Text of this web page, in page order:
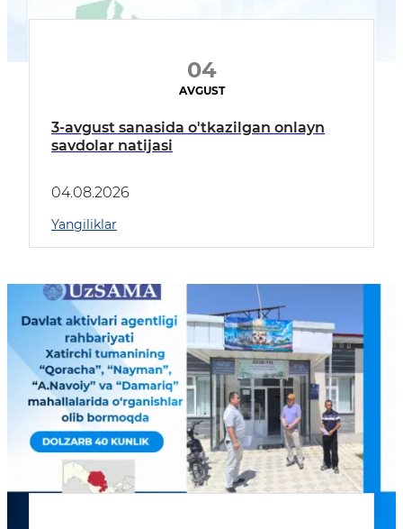
04
AVGUST
3-avgust sanasida o'tkazilgan onlayn
savdolar natijasi
04.08.2026
Yangiliklar